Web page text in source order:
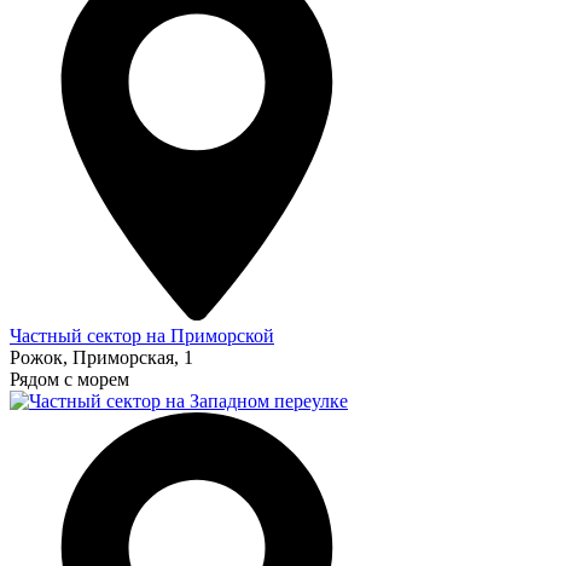
Частный сектор на Приморской
Рожок, Приморская, 1
Рядом с морем